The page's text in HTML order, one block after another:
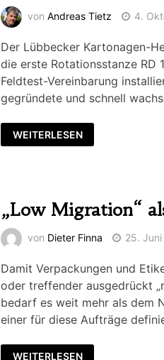
von Andreas Tietz 4.
Der Lübbecker Kartonagen-
die erste Rotationsstanze RD
Feldtest-Vereinbarung
gegründete und schnell
WEITERLESEN
„Low Migration“
von Dieter Finna 25.
Damit Verpackungen und
oder treffender ausgedrückt
bedarf es weit mehr als dem
einer für diese Aufträge
WEITERLESEN